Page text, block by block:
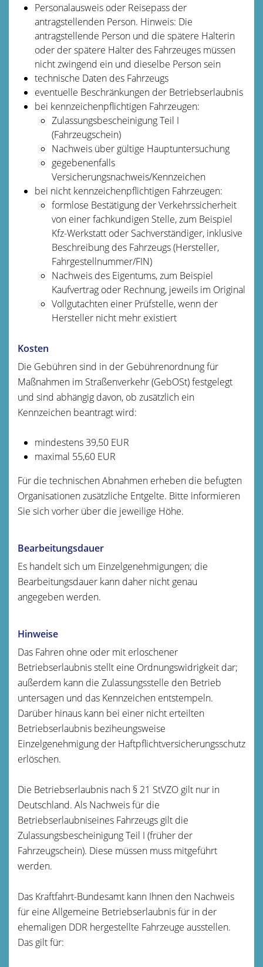
Personalausweis oder Reisepass der
antragstellenden Person. Hinweis: Die
antragstellende Person und die spätere Halterin
oder der spätere Halter des Fahrzeuges müssen
nicht zwingend ein und dieselbe Person sein
technische Daten des Fahrzeugs
eventuelle Beschränkungen der Betriebserlaubnis
bei kennzeichenpflichtigen Fahrzeugen:
Zulassungsbescheinigung Teil I
(Fahrzeugschein)
Nachweis über gültige Hauptuntersuchung
gegebenenfalls
Versicherungsnachweis/Kennzeichen
bei nicht kennzeichenpflichtigen Fahrzeugen:
formlose Bestätigung der Verkehrssicherheit
von einer fachkundigen Stelle, zum Beispiel
Kfz-Werkstatt oder Sachverständiger, inklusive
Beschreibung des Fahrzeugs (Hersteller,
Fahrgestellnummer/FIN)
Nachweis des Eigentums, zum Beispiel
Kaufvertrag oder Rechnung, jeweils im Original
Vollgutachten einer Prüfstelle, wenn der
Hersteller nicht mehr existiert
Kosten
Die Gebühren sind in der Gebührenordnung für
Maßnahmen im Straßenverkehr (GebOSt) festgelegt
und sind abhängig davon, ob zusätzlich ein
Kennzeichen beantragt wird:
mindestens 39,50 EUR
maximal 55,60 EUR
Für die technischen Abnahmen erheben die befugten
Organisationen zusätzliche Entgelte. Bitte informieren
Sie sich vorher über die jeweilige Höhe.
Bearbeitungsdauer
Es handelt sich um Einzelgenehmigungen; die
Bearbeitungsdauer kann daher nicht genau
angegeben werden.
Hinweise
Das Fahren ohne oder mit erloschener
Betriebserlaubnis stellt eine Ordnungswidrigkeit dar;
außerdem kann die Zulassungsstelle den Betrieb
untersagen und das Kennzeichen entstempeln.
Darüber hinaus kann bei einer nicht erteilten
Betriebserlaubnis beziheungsweise
Einzelgenehmigung der Haftpflichtversicherungsschutz
erlöschen.
Die Betriebserlaubnis nach § 21 StVZO gilt nur in
Deutschland. Als Nachweis für die
Betriebserlaubniseines Fahrzeugs gilt die
Zulassungsbescheinigung Teil I (früher der
Fahrzeugschein). Diese müssen muss mitgeführt
werden.
Das Kraftfahrt-Bundesamt kann Ihnen den Nachweis
für eine Allgemeine Betriebserlaubnis für in der
ehemaligen DDR hergestellte Fahrzeuge ausstellen.
Das gilt für: